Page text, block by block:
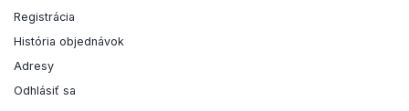
Registrácia
História objednávok
Adresy
Odhlásiť sa